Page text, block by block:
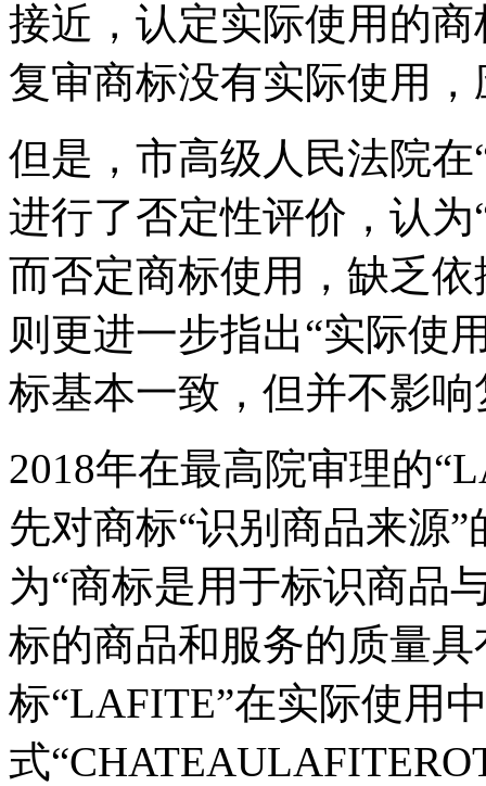
接近，认定实际使用的
复审商标没有实际使用
但是，市高级人民法院
进行了否定性评价，认
而否定商标使用，缺乏
则更进一步指出“实际使
标基本一致，但并不影
2018年在最高院审理的
先对商标“识别商品来源
为“商标是用于标识商品
标的商品和服务的质量
标“LAFITE”在实际使用
式